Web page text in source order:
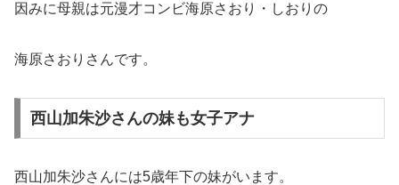
因みに母親は元漫才コンビ海原さおり・しおりの
海原さおりさんです。
西山加朱沙さんの妹も女子アナ
西山加朱沙さんには5歳年下の妹がいます。